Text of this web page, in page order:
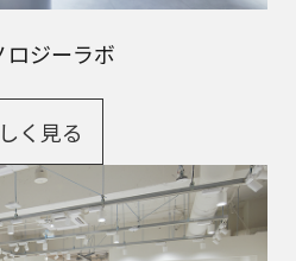
ロジーラボ
く見る